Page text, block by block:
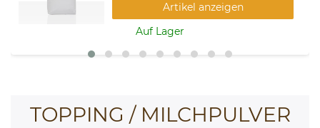
Artikel anzeigen
Auf Lager
TOPPING / MILCHPULVER